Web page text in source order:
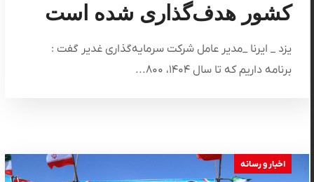
کشور هدف‌گذاری شده است
یزد _ ایرنا _مدیر عامل شرکت سرمایه‌گذاری غدیر گفت :
برنامه داریم که تا سال ۱۴۰۴، ۸۰۰...
اخبار و رسانه